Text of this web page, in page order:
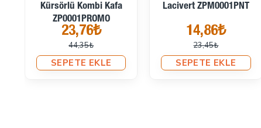
Kürsörlü Kombi Kafa
ZP0001PROMO
23,76₺
44,35₺
SEPETE EKLE
Lacivert ZPM0001PNT
14,86₺
23,45₺
SEPETE EKLE